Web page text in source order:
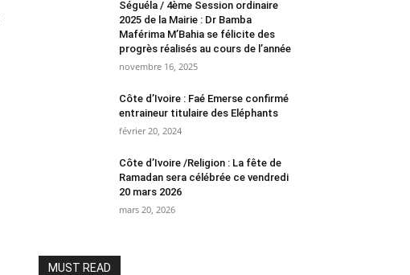
Séguéla / 4ème Session ordinaire
2025 de la Mairie : Dr Bamba
Maférima M’Bahia se félicite des
progrès réalisés au cours de l’année
novembre 16, 2025
Côte d’Ivoire : Faé Emerse confirmé
entraineur titulaire des Eléphants
février 20, 2024
Côte d’Ivoire /Religion : La fête de
Ramadan sera célébrée ce vendredi
20 mars 2026
mars 20, 2026
MUST READ